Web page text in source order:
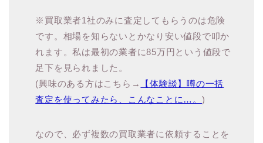
※買取業者1社のみに査定してもらうのは危険
です。相場を知らないとかなり安い値段で叩か
れます。私は最初の業者に85万円という値段で
足下を見られました。
(興味のある方はこちら→
【体験談】噂の一括
査定を使ってみたら、こんなことに…。 )
なので、必ず複数の買取業者に依頼することを